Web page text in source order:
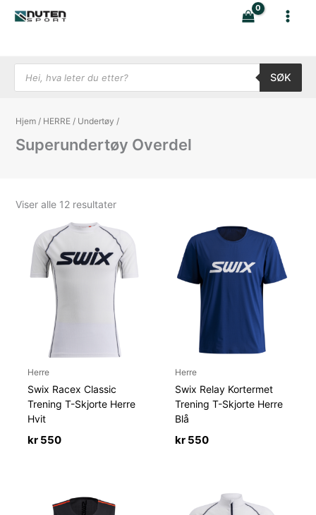
rett
Products search
SØK
Hjem / HERRE / Undertøy /
Superundertøy Overdel
Viser alle 12 resultaterSortert
Herre
Swix Racex Classic
Trening T-Skjorte Herre
Hvit
kr 550
Herre
Swix Relay Kortermet
Trening T-Skjorte Herre
Blå
kr 550